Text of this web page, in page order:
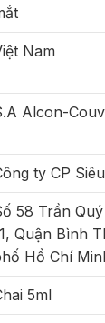
Nam
Alcon-
ty CP
58 Trần
Quận Bình
Hồ Chí
5ml